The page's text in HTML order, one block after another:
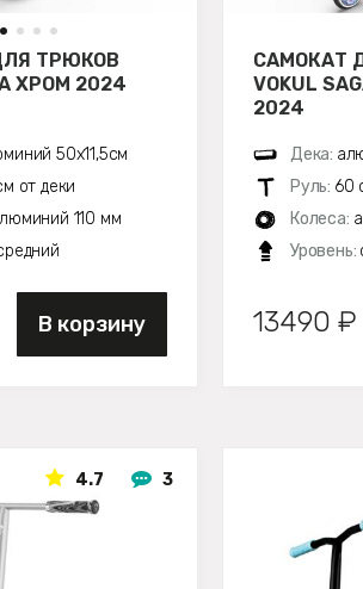
ТРЮКОВ
ХРОМ 2024
50х11,5см
от деки
110 мм
В корзину
САМОКАТ
VOKUL
2024
Дека:
Руль: 60
Колеса:
Уровень:
13490 ₽
4.7 3